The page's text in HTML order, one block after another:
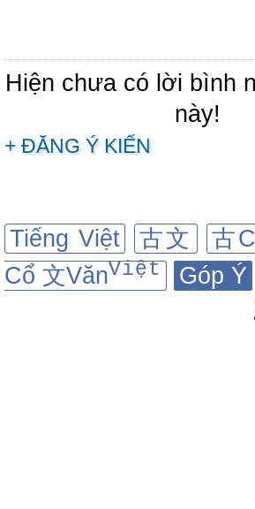
Hiện chưa có lời bình
này!
+ ĐĂNG Ý KIẾN
Tiếng Việt 古文 古
Cổ 文VănViệt Góp Ý